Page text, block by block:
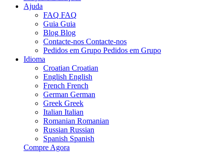
Ajuda
FAQ FAQ
Guia Guia
Blog Blog
Contacte-nos Contacte-nos
Pedidos em Grupo Pedidos em Grupo
Idioma
Croatian Croatian
English English
French French
German German
Greek Greek
Italian Italian
Romanian Romanian
Russian Russian
Spanish Spanish
Compre Agora